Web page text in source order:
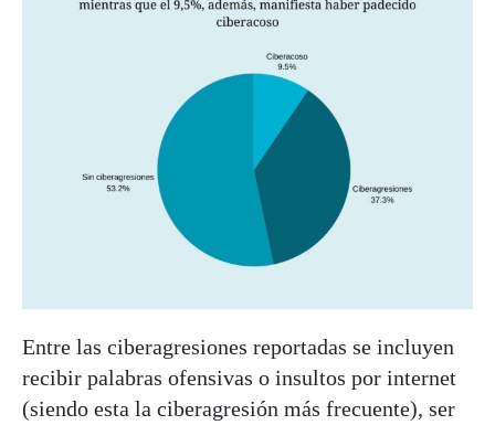
Entre las ciberagresiones reportadas se incluyen
recibir palabras ofensivas o insultos por internet
(siendo esta la ciberagresión más frecuente), ser